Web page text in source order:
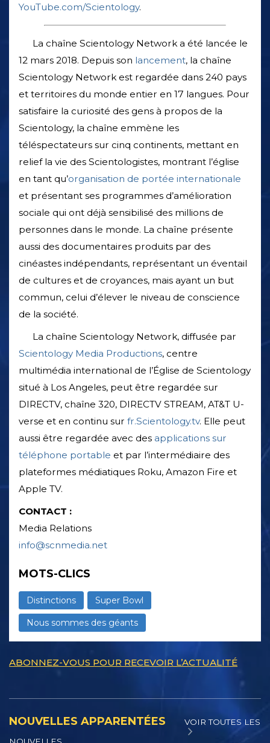
YouTube.com/Scientology.
La chaîne Scientology Network a été lancée le
12 mars 2018. Depuis son lancement, la chaîne
Scientology Network est regardée dans 240 pays
et territoires du monde entier en 17 langues. Pour
satisfaire la curiosité des gens à propos de la
Scientology, la chaîne emmène les
téléspectateurs sur cinq continents, mettant en
relief la vie des Scientologistes, montrant l’église
en tant qu’organisation de portée internationale
et présentant ses programmes d’amélioration
sociale qui ont déjà sensibilisé des millions de
personnes dans le monde. La chaîne présente
aussi des documentaires produits par des
cinéastes indépendants, représentant un éventail
de cultures et de croyances, mais ayant un but
commun, celui d’élever le niveau de conscience
de la société.
La chaîne Scientology Network, diffusée par
Scientology Media Productions, centre
multimédia international de l’Église de Scientology
situé à Los Angeles, peut être regardée sur
DIRECTV, chaîne 320, DIRECTV STREAM, AT&T U-
verse et en continu sur fr.Scientology.tv. Elle peut
aussi être regardée avec des applications sur
téléphone portable et par l’intermédiaire des
plateformes médiatiques Roku, Amazon Fire et
Apple TV.
CONTACT :
Media Relations
info@scnmedia.net
MOTS-CLICS
Distinctions Super Bowl
Nous sommes des géants
ABONNEZ-VOUS POUR RECEVOIR L’ACTUALITÉ
NOUVELLES APPARENTÉES
VOIR TOUTES LES